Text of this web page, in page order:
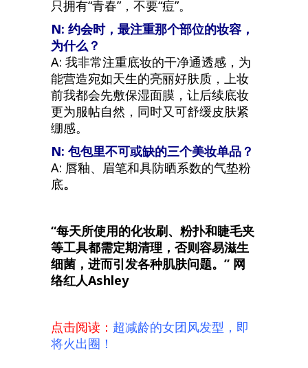
只拥有“青春”，不要“痘”。
N: 约会时，最注重那个部位的妆容，
为什么？
A: 我非常注重底妆的干净通透感，为
能营造宛如天生的亮丽好肤质，上妆
前我都会先敷保湿面膜，让后续底妆
更为服帖自然，同时又可舒缓皮肤紧
绷感。
N: 包包里不可或缺的三个美妆单品？
A: 唇釉、眉笔和具防晒系数的气垫粉
底。
“每天所使用的化妆刷、粉扑和睫毛夹
等工具都需定期清理，否则容易滋生
细菌，进而引发各种肌肤问题。” 网
络红人Ashley
点击阅读： 超减龄的女团风发型，即
将火出圈！